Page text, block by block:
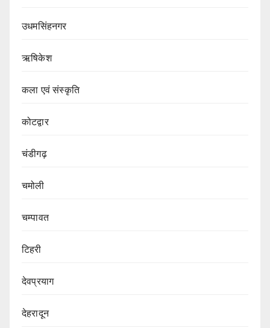
उधमसिंहनगर
ऋषिकेश
कला एवं संस्कृति
कोटद्वार
चंडीगढ़
चमोली
चम्पावत
टिहरी
देवप्रयाग
देहरादून